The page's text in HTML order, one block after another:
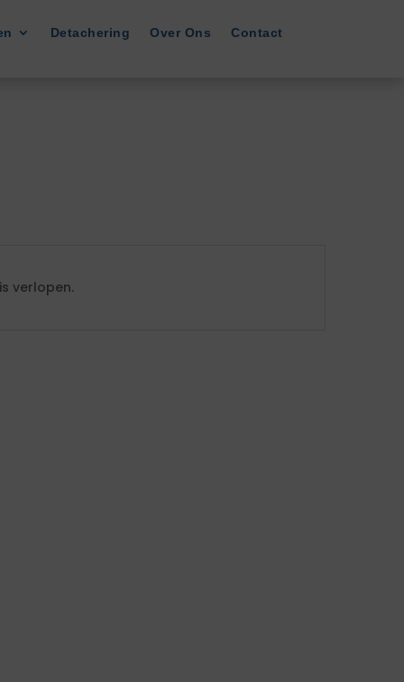
Detachering Over Ons Contact
verlopen.